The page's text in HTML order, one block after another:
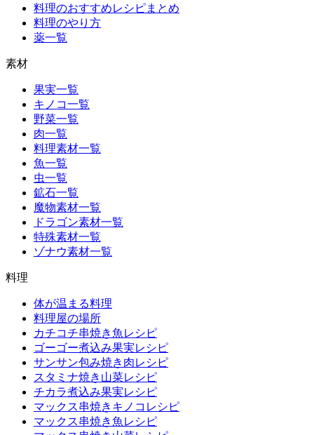
料理のおすすめレシピまとめ
料理のやり方
薬一覧
素材
果実一覧
キノコ一覧
野菜一覧
肉一覧
料理素材一覧
魚一覧
虫一覧
鉱石一覧
魔物素材一覧
ドラゴン素材一覧
特殊素材一覧
ゾナウ素材一覧
料理
体が温まる料理
料理屋の場所
カチコチ串焼き魚レシピ
ゴーゴー煮込み果実レシピ
サンサン包み焼き肉レシピ
スタミナ焼き山菜レシピ
チカラ煮込み果実レシピ
マックス串焼きキノコレシピ
マックス串焼き魚レシピ